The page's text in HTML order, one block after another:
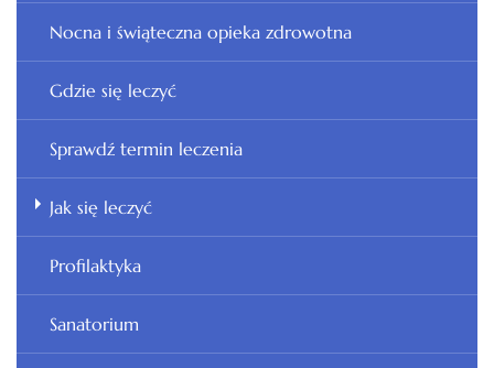
Nocna i świąteczna opieka zdrowotna
Gdzie się leczyć
Sprawdź termin leczenia
Jak się leczyć
Profilaktyka
Sanatorium